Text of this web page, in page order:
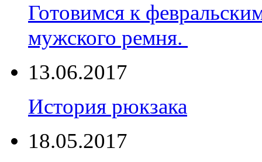
Готовимся к
мужского ремня.
13.06.2017
История рюкзака
18.05.2017